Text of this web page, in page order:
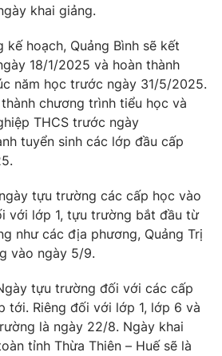
hình thức nếu không có sự chấp
khai giảng.
kế hoạch, Quảng Bình sẽ kết
18/1/2025 và hoàn thành
năm học trước ngày 31/5/2025.
chương trình tiểu học và
THCS trước ngày
tuyển sinh các lớp đầu cấp
tựu trường các cấp học vào
với lớp 1, tựu trường bắt đầu từ
như các địa phương, Quảng Trị
vào ngày 5/9.
tựu trường đối với các cấp
tới. Riêng đối với lớp 1, lớp 6 và
là ngày 22/8. Ngày khai
tỉnh Thừa Thiên – Huế sẽ là